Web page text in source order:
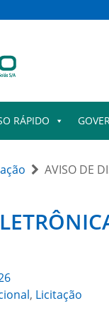
RÁPIDO
AVISO DE
, Licitação